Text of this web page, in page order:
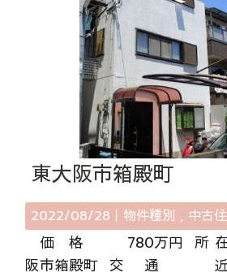
東大阪市箱殿町
2022/08/28｜ 物件種別 中古
価 格 780万円 所
阪市箱殿町 交 通 近鉄